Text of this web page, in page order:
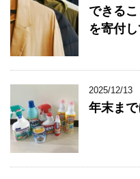
できる
を寄付し
2025/12/13
年末まで